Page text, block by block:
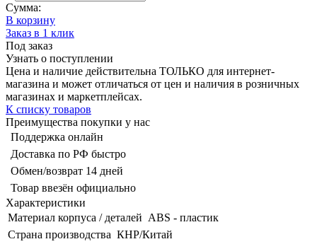
Сумма:
В корзину
Заказ в 1 клик
Под заказ
Узнать о поступлении
Цена и наличие действительна ТОЛЬКО для интернет-
магазина и может отличаться от цен и наличия в розничных
магазинах и маркетплейсах.
К списку товаров
Преимущества покупки у нас
Поддержка онлайн
Доставка по РФ быстро
Обмен/возврат 14 дней
Товар ввезён официально
Характеристики
Материал корпуса / деталей ABS - пластик
Страна производства КНР/Китай